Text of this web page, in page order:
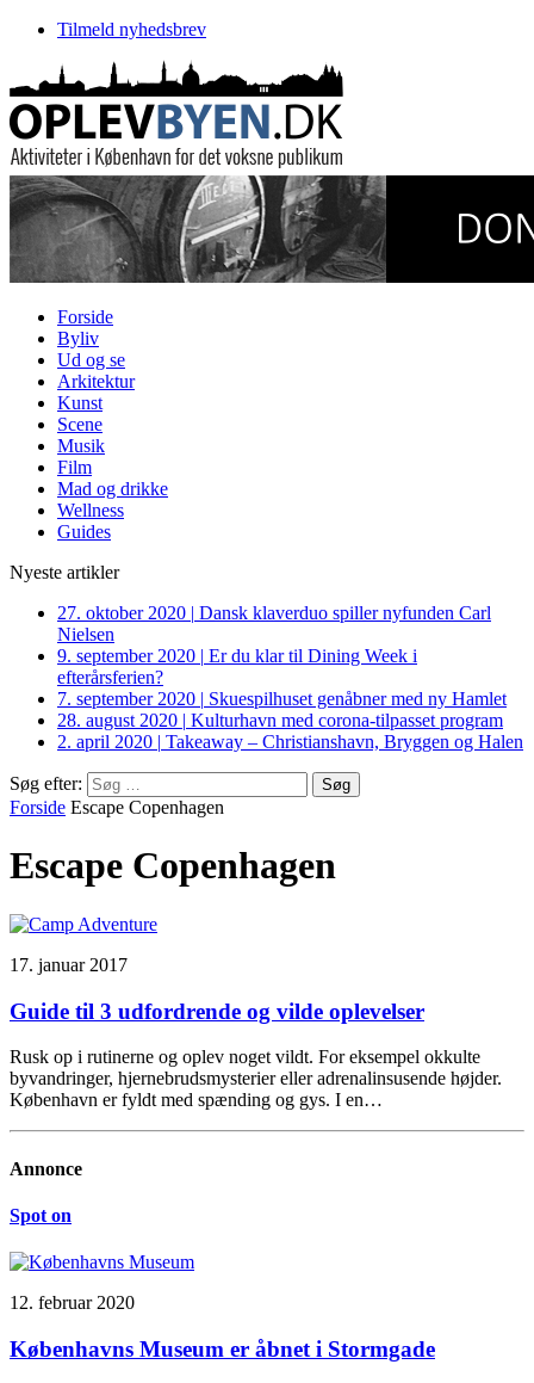
Tilmeld nyhedsbrev
Forside
Byliv
Ud og se
Arkitektur
Kunst
Scene
Musik
Film
Mad og drikke
Wellness
Guides
Nyeste artikler
27. oktober 2020 | Dansk klaverduo spiller nyfunden Carl
Nielsen
9. september 2020 | Er du klar til Dining Week i
efterårsferien?
7. september 2020 | Skuespilhuset genåbner med ny Hamlet
28. august 2020 | Kulturhavn med corona-tilpasset program
2. april 2020 | Takeaway – Christianshavn, Bryggen og Halen
Søg efter:
Forside Escape Copenhagen
Escape Copenhagen
17. januar 2017
Guide til 3 udfordrende og vilde oplevelser
Rusk op i rutinerne og oplev noget vildt. For eksempel okkulte
byvandringer, hjernebrudsmysterier eller adrenalinsusende højder.
København er fyldt med spænding og gys. I en…
Annonce
Spot on
12. februar 2020
Københavns Museum er åbnet i Stormgade